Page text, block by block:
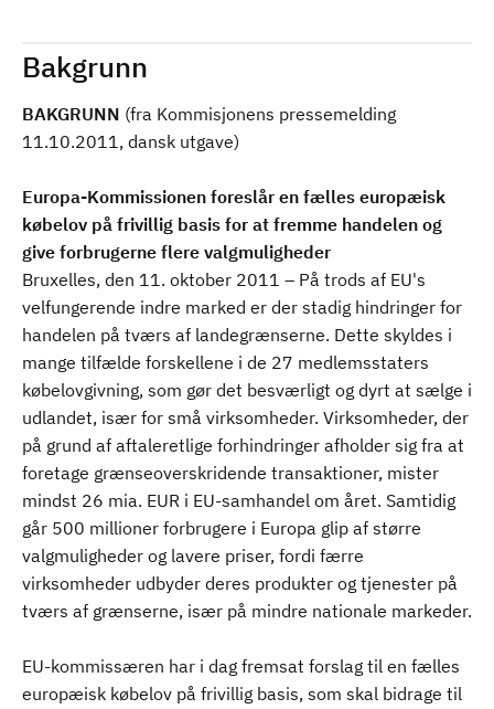
Bakgrunn
BAKGRUNN (fra Kommisjonens pressemelding
11.10.2011, dansk utgave)
Europa-Kommissionen foreslår en fælles europæisk
købelov på frivillig basis for at fremme handelen og
give forbrugerne flere valgmuligheder
Bruxelles, den 11. oktober 2011 – På trods af EU's
velfungerende indre marked er der stadig hindringer for
handelen på tværs af landegrænserne. Dette skyldes i
mange tilfælde forskellene i de 27 medlemsstaters
købelovgivning, som gør det besværligt og dyrt at sælge i
udlandet, især for små virksomheder. Virksomheder, der
på grund af aftaleretlige forhindringer afholder sig fra at
foretage grænseoverskridende transaktioner, mister
mindst 26 mia. EUR i EU-samhandel om året. Samtidig
går 500 millioner forbrugere i Europa glip af større
valgmuligheder og lavere priser, fordi færre
virksomheder udbyder deres produkter og tjenester på
tværs af grænserne, især på mindre nationale markeder.
EU-kommissæren har i dag fremsat forslag til en fælles
europæisk købelov på frivillig basis, som skal bidrage til